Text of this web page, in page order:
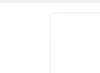
Режим